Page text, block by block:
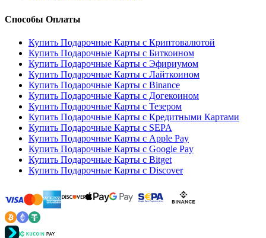
Способы Оплаты
Купить Подарочные Карты с Криптовалютой
Купить Подарочные Карты с Биткоином
Купить Подарочные Карты с Эфириумом
Купить Подарочные Карты с Лайткоином
Купить Подарочные Карты с Binance
Купить Подарочные Карты с Догекоином
Купить Подарочные Карты с Тезером
Купить Подарочные Карты с Кредитными Картами
Купить Подарочные Карты с SEPA
Купить Подарочные Карты с Apple Pay
Купить Подарочные Карты с Google Pay
Купить Подарочные Карты с Bitget
Купить Подарочные Карты с Discover